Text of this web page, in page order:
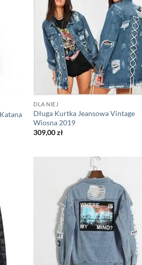
DLA NIEJ
Długa Kurtka Jeansowa Vintage
Wiosna 2019
309,00zł